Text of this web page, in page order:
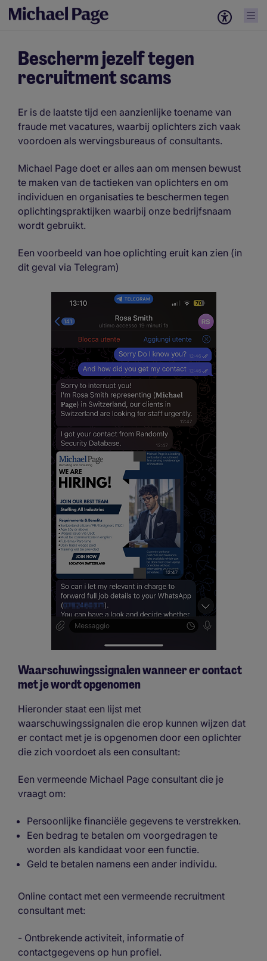
Bescherm jezelf tegen
recruitment scams
Er is de laatste tijd een aanzienlijke toename van
fraude met vacatures, waarbij oplichters zich vaak
voordoen als wervingsbureaus of consultants.
Michael Page doet er alles aan om mensen bewust
te maken van de tactieken van oplichters en om
individuen en organisaties te beschermen tegen
oplichtingspraktijken waarbij onze bedrijfsnaam
wordt gebruikt.
Een voorbeeld van hoe oplichting eruit kan zien (in
dit geval via Telegram)
Waarschuwingssignalen wanneer er contact
met je wordt opgenomen
Hieronder staat een lijst met
waarschuwingssignalen die erop kunnen wijzen dat
er contact met je is opgenomen door een oplichter
die zich voordoet als een consultant:
Een vermeende Michael Page consultant die je
vraagt om:
Persoonlijke financiële gegevens te verstrekken.
Een bedrag te betalen om voorgedragen te
worden als kandidaat voor een functie.
Geld te betalen namens een ander individu.
Online contact met een vermeende recruitment
consultant met:
- Ontbrekende activiteit, informatie of
contactgegevens op hun profiel.